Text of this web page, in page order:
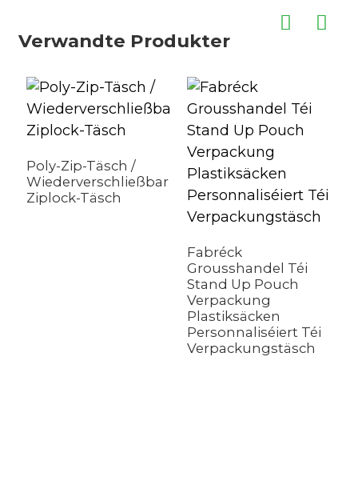
Verwandte Produkter
Poly-Zip-Täsch /
Wiederverschließbar
Ziplock-Täsch
Fabréck
Grousshandel Téi
Stand Up Pouch
Verpackung
Plastiksäcken
Personnaliséiert Téi
Verpackungstäsch